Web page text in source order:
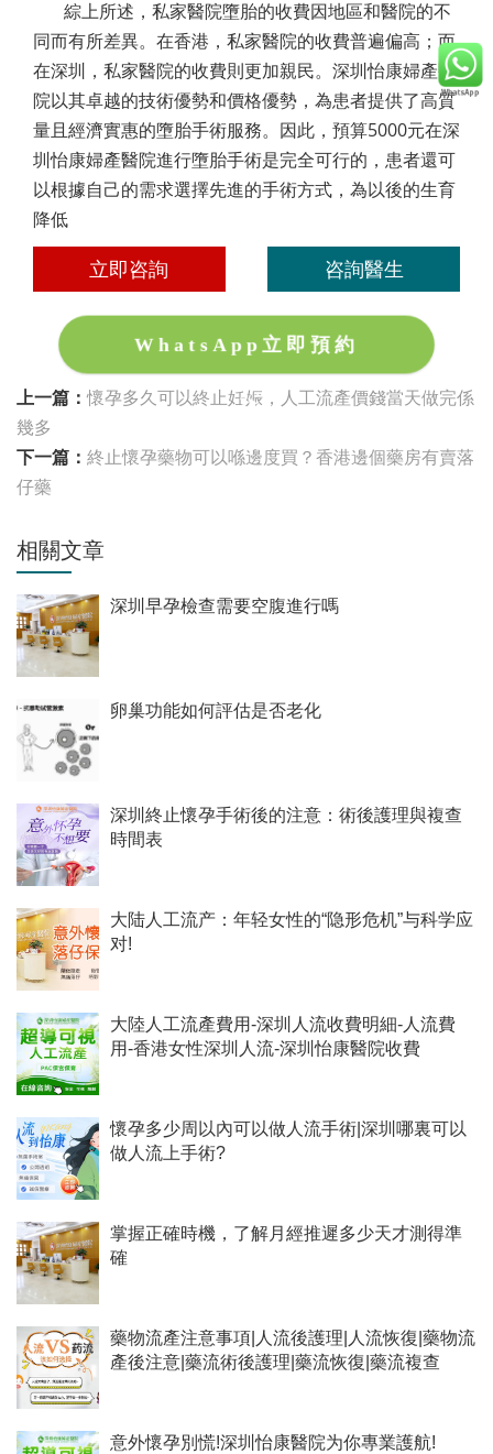
綜上所述，私家醫院墮胎的收費因地區和醫院的不
同而有所差異。在香港，私家醫院的收費普遍偏高；而
在深圳，私家醫院的收費則更加親民。深圳怡康婦產醫
院以其卓越的技術優勢和價格優勢，為患者提供了高質
量且經濟實惠的墮胎手術服務。因此，預算5000元在深
圳怡康婦產醫院進行墮胎手術是完全可行的，患者還可
以根據自己的需求選擇先進的手術方式，為以後的生育
降低
立即咨詢 咨詢醫生
WhatsApp立即預約
上一篇：懷孕多久可以終止妊娠，人工流產價錢當天做完係
幾多
下一篇： 終止懷孕藥物可以喺邊度買？香港邊個藥房有賣落
仔藥
相關文章
深圳早孕檢查需要空腹進行嗎
卵巢功能如何評估是否老化
深圳終止懷孕手術後的注意：術後護理與複查
時間表
大陆人工流产：年轻女性的“隐形危机”与科学应
对!
大陸人工流產費用-深圳人流收費明細-人流費
用-香港女性深圳人流-深圳怡康醫院收費
懷孕多少周以內可以做人流手術|深圳哪裏可以
做人流上手術?
掌握正確時機，了解月經推遲多少天才測得準
確
藥物流產注意事項|人流後護理|人流恢復|藥物流
產後注意|藥流術後護理|藥流恢復|藥流複查
意外懷孕別慌!深圳怡康醫院为你專業護航!